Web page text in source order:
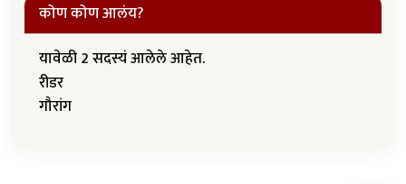
कोण कोण आलंय?
यावेळी 2 सदस्यं आलेले आहेत.
रीडर
गौरांग